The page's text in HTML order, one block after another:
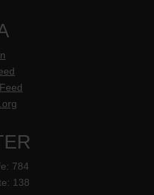
784
138